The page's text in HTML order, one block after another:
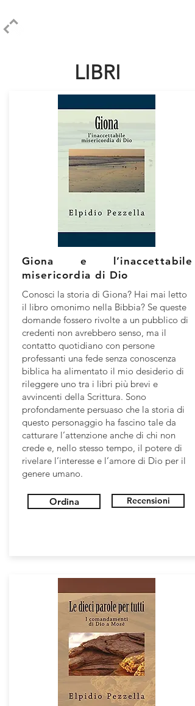
LIBRI
Giona e l’inaccettabile
misericordia di Dio
Conosci la storia di Giona? Hai mai letto
il libro omonimo nella Bibbia? Se queste
domande fossero rivolte a un pubblico di
credenti non avrebbero senso, ma il
contatto quotidiano con persone
professanti una fede senza conoscenza
biblica ha alimentato il mio desiderio di
rileggere uno tra i libri più brevi e
avvincenti della Scrittura. Sono
profondamente persuaso che la storia di
questo personaggio ha fascino tale da
catturare l’attenzione anche di chi non
crede e, nello stesso tempo, il potere di
rivelare l’interesse e l’amore di Dio per il
genere umano.
Ordina Recensioni